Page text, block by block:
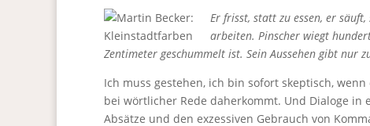
Er frisst, statt zu essen, er
arbeiten. Pinscher wiegt
Zentimeter geschummelt ist. Sein Aussehen gibt nur
Ich muss gestehen, ich bin sofort skeptisch,
bei wörtlicher Rede daherkommt. Und Dialoge
Absätze und den exzessiven Gebrauch von